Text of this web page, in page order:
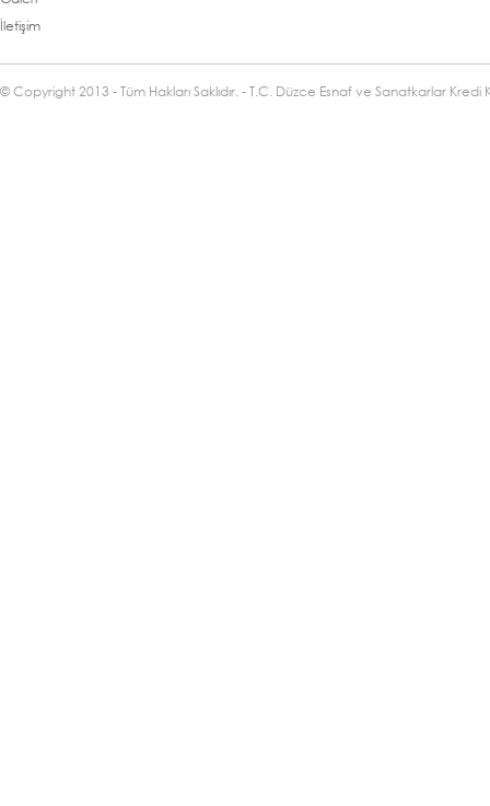
İletişim
© Copyright 2013 - Tüm Hakları Saklıdır. - T.C. Düzce Esnaf ve Sanatkarlar